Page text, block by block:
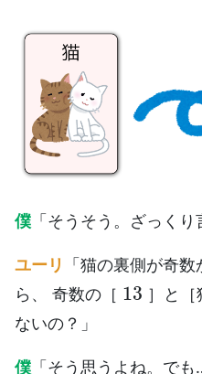
僕 「そうそう。ざっくり
ユーリ 「猫の裏側が奇
ら、 奇数の［
13
］と
ないの？」
僕 「そう思うよね。でも